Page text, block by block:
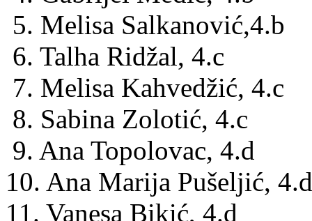
5. Melisa Salkanović,4.b
6. Talha Ridžal, 4.c
7. Melisa Kahvedžić, 4.c
8. Sabina Zolotić, 4.c
9. Ana Topolovac, 4.d
10. Ana Marija Pušeljić, 4.d
11. Vanesa Bikić, 4.d